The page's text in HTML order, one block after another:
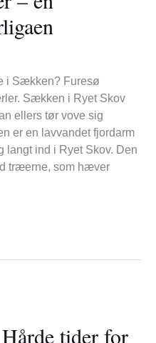
i Sækken? Furesø
Sækken i Ryet Skov
ellers tør vove sig
er en lavvandet fjordarm
langt ind i Ryet Skov. Den
træerne, som hæver
tider for